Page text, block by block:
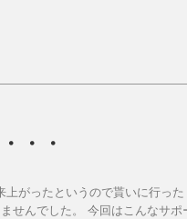
・・
がったというので貰いに行った
せんでした。 今回はこんなサポ